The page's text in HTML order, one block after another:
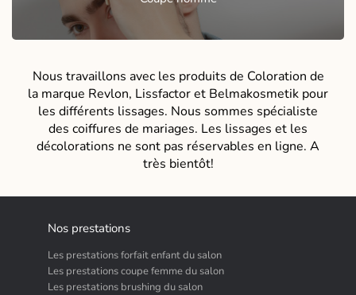
Nous travaillons avec les produits de Coloration de
la marque Revlon, Lissfactor et Belmakosmetik pour
les différents lissages. Nous sommes spécialiste
des coiffures de mariages. Les lissages et les
décolorations ne sont pas réservables en ligne. A
très bientôt!
Nos prestations
Les prestations forfait enfant du salon
Les prestations coupe femme du salon
Les prestations brushing du salon